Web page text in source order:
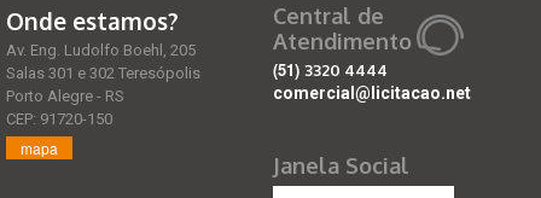
Onde estamos?
Av. Eng. Ludolfo Boehl, 205
Salas 301 e 302 Teresópolis
Porto Alegre - RS
CEP: 91720-150
mapa
Central de
Atendimento
(51) 3320 4444
comercial@licitacao.net
Janela Social